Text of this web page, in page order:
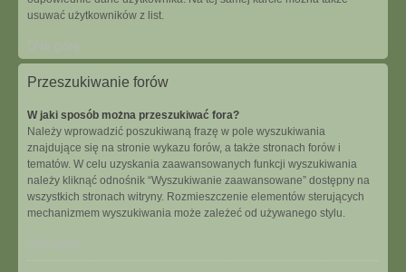
usuwać użytkowników z list.
Na górę
Przeszukiwanie forów
W jaki sposób można przeszukiwać fora?
Należy wprowadzić poszukiwaną frazę w pole wyszukiwania
znajdujące się na stronie wykazu forów, a także stronach forów i
tematów. W celu uzyskania zaawansowanych funkcji wyszukiwania
należy kliknąć odnośnik “Wyszukiwanie zaawansowane” dostępny na
wszystkich stronach witryny. Rozmieszczenie elementów sterujących
mechanizmem wyszukiwania może zależeć od używanego stylu.